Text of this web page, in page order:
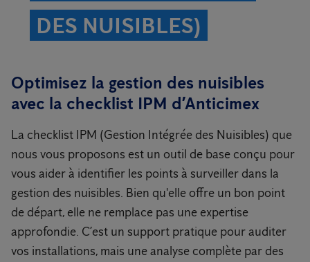
DES NUISIBLES)
Optimisez la gestion des nuisibles
avec la checklist IPM d’Anticimex
La checklist IPM (Gestion Intégrée des Nuisibles) que
nous vous proposons est un outil de base conçu pour
vous aider à identifier les points à surveiller dans la
gestion des nuisibles. Bien qu'elle offre un bon point
de départ, elle ne remplace pas une expertise
approfondie. C’est un support pratique pour auditer
vos installations, mais une analyse complète par des